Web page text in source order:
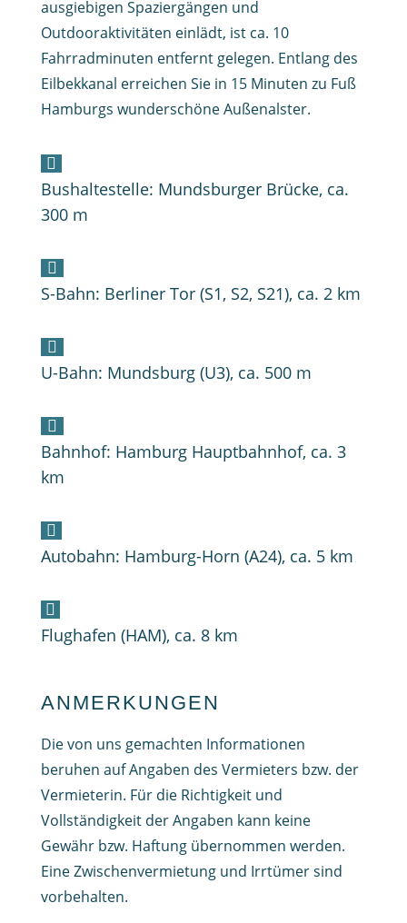
ausgiebigen Spaziergängen und
Outdooraktivitäten einlädt, ist ca. 10
Fahrradminuten entfernt gelegen. Entlang des
Eilbekkanal erreichen Sie in 15 Minuten zu Fuß
Hamburgs wunderschöne Außenalster.

Bushaltestelle: Mundsburger Brücke, ca.
300 m

S-Bahn: Berliner Tor (S1, S2, S21), ca. 2 km

U-Bahn: Mundsburg (U3), ca. 500 m

Bahnhof: Hamburg Hauptbahnhof, ca. 3
km

Autobahn: Hamburg-Horn (A24), ca. 5 km

Flughafen (HAM), ca. 8 km
ANMERKUNGEN
Die von uns gemachten Informationen
beruhen auf Angaben des Vermieters bzw. der
Vermieterin. Für die Richtigkeit und
Vollständigkeit der Angaben kann keine
Gewähr bzw. Haftung übernommen werden.
Eine Zwischenvermietung und Irrtümer sind
vorbehalten.